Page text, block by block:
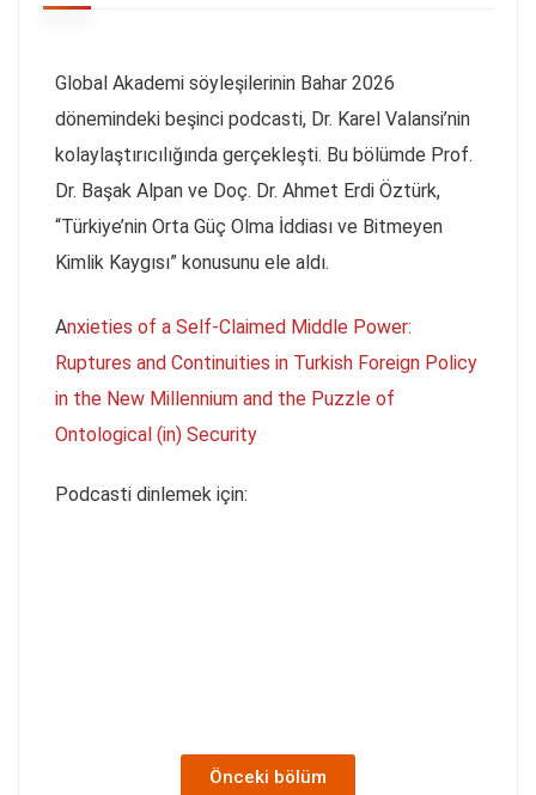
Global Akademi söyleşilerinin Bahar 2026
dönemindeki beşinci podcasti, Dr. Karel Valansi’nin
kolaylaştırıcılığında gerçekleşti. Bu bölümde Prof.
Dr. Başak Alpan ve Doç. Dr. Ahmet Erdi Öztürk,
“Türkiye’nin Orta Güç Olma İddiası ve Bitmeyen
Kimlik Kaygısı” konusunu ele aldı.
Anxieties of a Self-Claimed Middle Power:
Ruptures and Continuities in Turkish Foreign Policy
in the New Millennium and the Puzzle of
Ontological (in) Security
Podcasti dinlemek için:
Önceki bölüm